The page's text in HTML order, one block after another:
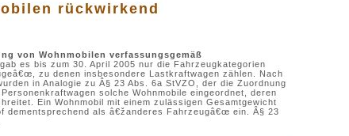
rückwirkend
von Wohnmobilen verfassungsgemäß
es bis zum 30. April 2005 nur die Fahrzeugkategorien
zu denen insbesondere Lastkraftwagen zählen. Nach
in Analogie zu Â§ 23 Abs. 6a StVZO, der die Zuordnung
solche Wohnmobile eingeordnet, deren
Ein Wohnmobil mit einem zulässigen Gesamtgewicht
dementsprechend als â€žanderes Fahrzeugâ€œ ein. Â§ 23